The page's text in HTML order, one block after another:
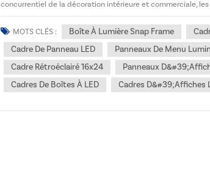
concurrentiel de la décoration intérieure et commerciale,
Canada se tournent vers...
MOTS CLÉS :
Boîte À Lumière Snap Frame
Cadre De Panneau LED
Panneaux De Menu
Cadre Rétroéclairé 16x24
Panneaux
Cadres De Boîtes À LED
Cadres D&#39;affiches